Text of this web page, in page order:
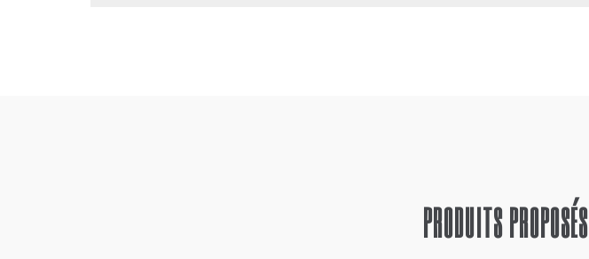
PRODUITS